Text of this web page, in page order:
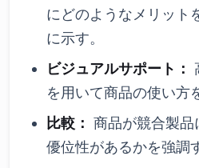
にどのようなメリット
に示す。
ビジュアルサポート：
を用いて商品の使い方
比較： 商品が競合製品
優位性があるかを強調